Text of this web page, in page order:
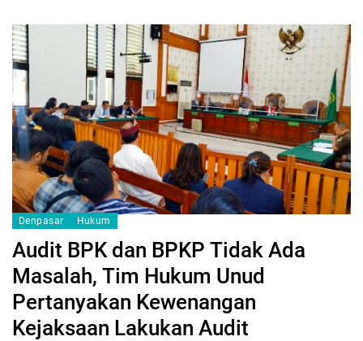
Denpasar Hukum
Audit BPK dan BPKP Tidak Ada
Masalah, Tim Hukum Unud
Pertanyakan Kewenangan
Kejaksaan Lakukan Audit